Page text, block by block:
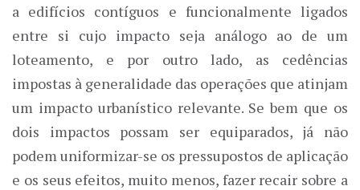
a edifícios contíguos e funcionalmente ligados
entre si cujo impacto seja análogo ao de um
loteamento, e por outro lado, as cedências
impostas à generalidade das operações que atinjam
um impacto urbanístico relevante. Se bem que os
dois impactos possam ser equiparados, já não
podem uniformizar-se os pressupostos de aplicação
e os seus efeitos, muito menos, fazer recair sobre a